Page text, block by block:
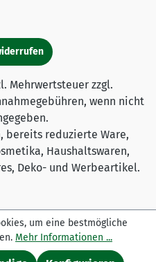
Mehrwertsteuer zzgl.
wenn nicht
bereits reduzierte Ware,
Haushaltswaren,
Deko- und Werbeartikel.
um eine bestmögliche
Mehr Informationen ...